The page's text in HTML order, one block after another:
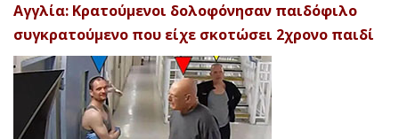
Αγγλία: Κρατούμενοι δολοφόνησαν παιδόφιλο
συγκρατούμενο που είχε σκοτώσει 2χρονο παιδί